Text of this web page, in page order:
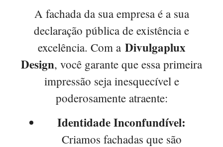
A fachada da sua empresa é a sua
declaração pública de existência e
excelência. Com a Divulgaplux
Design, você garante que essa primeira
impressão seja inesquecível e
poderosamente atraente:
Identidade Inconfundível:
Criamos fachadas que são